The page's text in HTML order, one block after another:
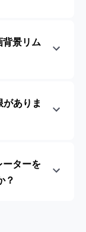
景リム
ありま
ターを
？